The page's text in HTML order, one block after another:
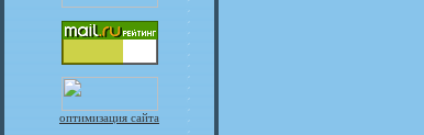
оптимизация сайта